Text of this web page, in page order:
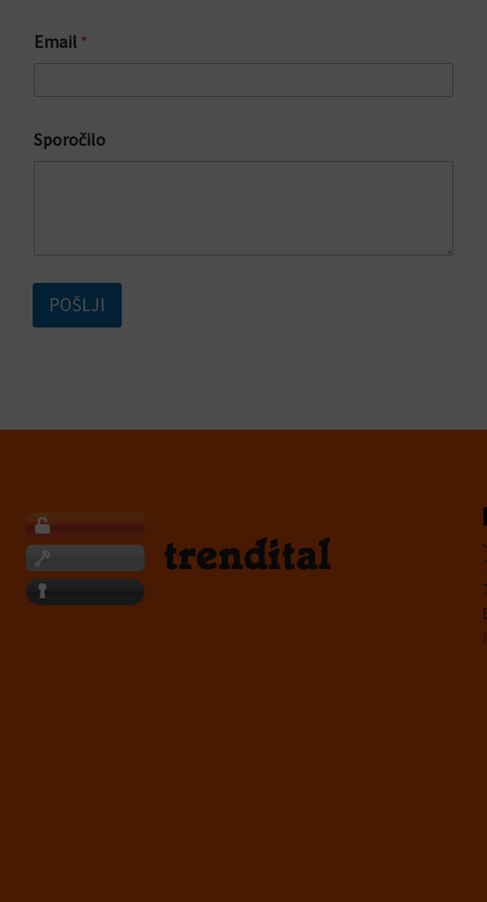
e
k
i
m
Email *
Sporočilo
POŠLJI